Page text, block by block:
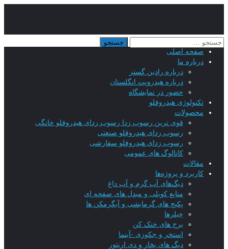
صفحه اصلی
درباره ما
درباره رادین گستر
درباره هیدروپت انگلستان
حضور در نمایشگاه
تکنولوژی هیدروفلو
محصولات
قوی ترین رسوب زدا رسوب زدای هیدروفلو خانگی
رسوب زدای هیدروفلو صنعتی
رسوب زدای هیدروفلو سفارشی
کاتالوگ های عمومی
مقالات
کاربرد و پروژه‌ها
دیگ‌های آب گرم و آب داغ
منابع کویلی و مبدل های صفحه ای
پکیج های گرمایشی و آبگرمکن ها
چیلرها
برج های خنک کن
استخر و جکوزی -آبنما
دیگ های بخار و دی اریتور